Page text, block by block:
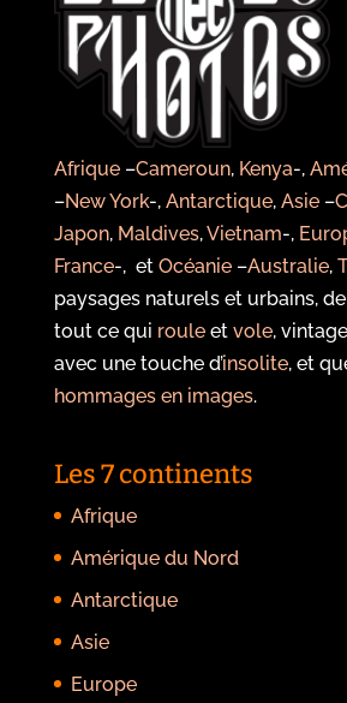
Afrique–Cameroun, Kenya-,
–New York-, Antarctique, Asie–
Japon, Maldives,Vietnam-,
France-, et Océanie–Australie,
paysages naturels et urbains,
tout ce qui rouleet vole,
avec une touche d’insolite, et
hommages en images.
Les 7 continents
Afrique
Amérique du Nord
Antarctique
Asie
Europe